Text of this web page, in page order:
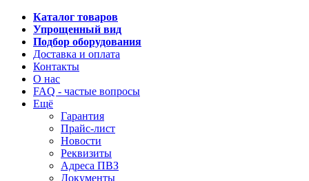
Каталог товаров
Упрощенный вид
Подбор оборудования
Доставка и оплата
Контакты
О нас
FAQ - частые вопросы
Ещё
Гарантия
Прайс-лист
Новости
Реквизиты
Адреса ПВЗ
Документы